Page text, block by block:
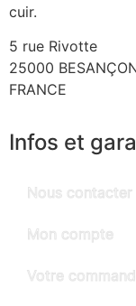
cuir.
5 rue Rivotte
25000
FRANCE
Infos et
Nous contacter
Mon compte
Votre